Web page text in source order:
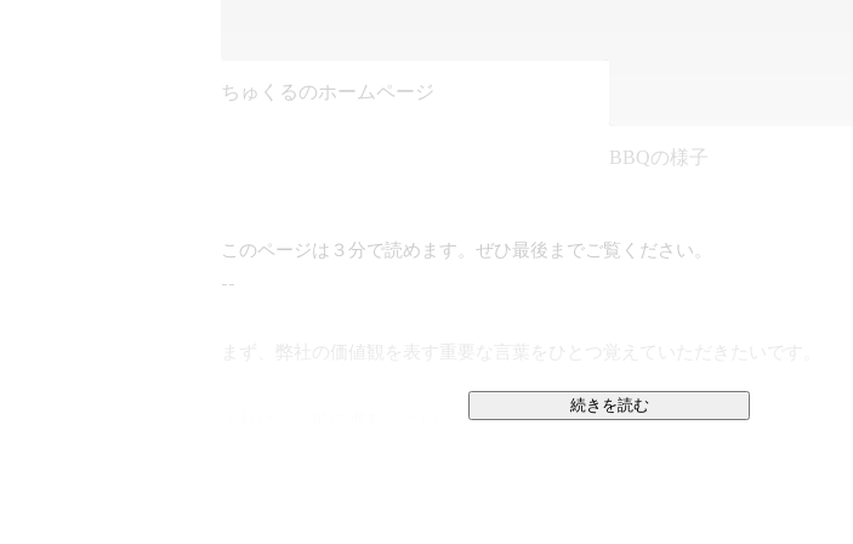
ちゅくるのホームページ
BBQの様子
このページは３分で読めます。ぜひ最後までご覧ください。
--
それは、「前に進む」ということ。
続きを読む